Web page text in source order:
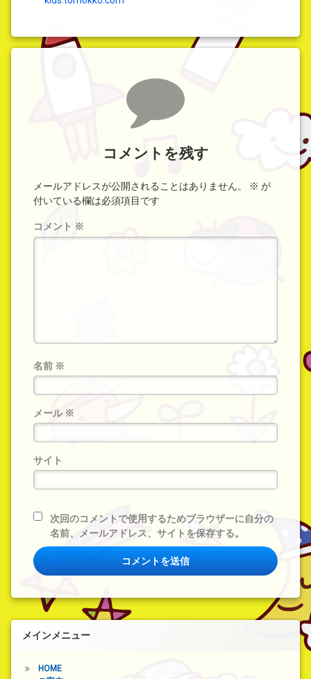
コメントを残す
メールアドレスが公開されることはありません。 ※ が
付いている欄は必須項目です
コメント ※
名前 ※
メール ※
サイト
次回のコメントで使用するためブラウザーに自分の
名前、メールアドレス、サイトを保存する。
メインメニュー
HOME